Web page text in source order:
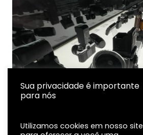
Sua privacidade é importante
para nós
Utilizamos cookies em nosso site